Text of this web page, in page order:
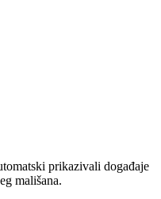
prikazivali događaje
mališana.